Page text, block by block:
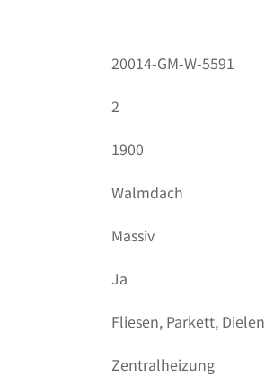
20014-GM-W-5591
2
1900
Walmdach
Massiv
Ja
Fliesen, Parkett, Dielen
Zentralheizung